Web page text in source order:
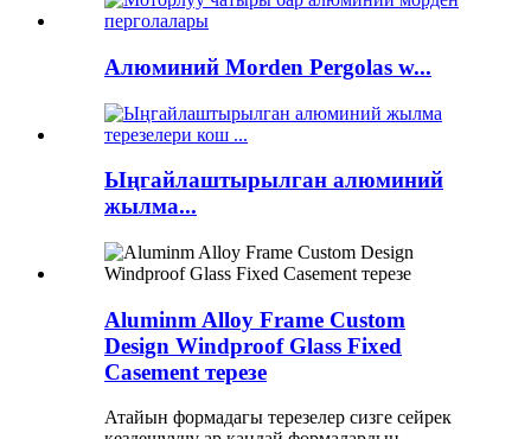
Алюминий Morden Pergolas w...
Ыңгайлаштырылган алюминий
жылма...
Aluminm Alloy Frame Custom
Design Windproof Glass Fixed
Casement терезе
Атайын формадагы терезелер сизге сейрек